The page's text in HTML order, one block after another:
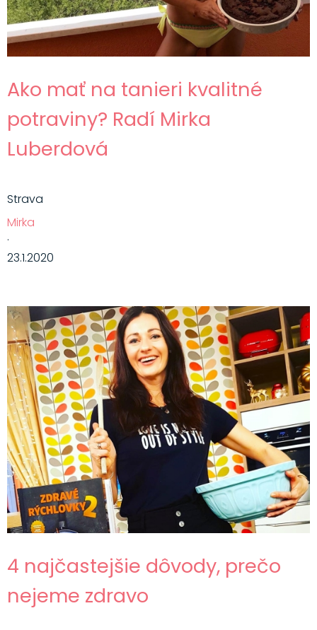
Ako mať na tanieri kvalitné
potraviny? Radí Mirka
Luberdová
Strava
Mirka
·
23.1.2020
4 najčastejšie dôvody, prečo
nejeme zdravo